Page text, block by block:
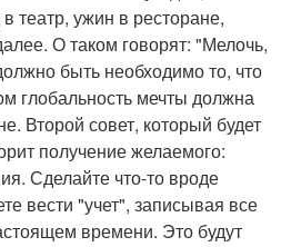
театр, ужин в ресторане,
О таком говорят: "Мелочь,
быть необходимо то, что
глобальность мечты должна
Второй совет, который будет
получение желаемого:
Сделайте что-то вроде
вести "учет", записывая все
времени. Это будут